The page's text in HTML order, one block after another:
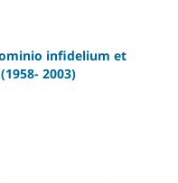
infidelium et
2003)